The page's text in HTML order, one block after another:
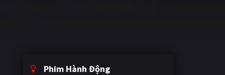
Phim Hành Động